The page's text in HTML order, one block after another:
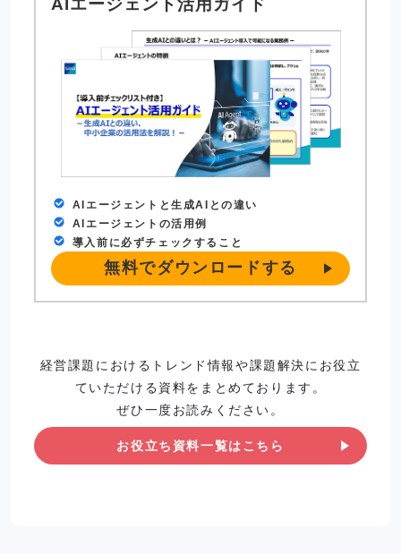
AIエージェントと生成AIとの違い
AIエージェントの活用例
導入前に必ずチェックすること
無料でダウンロードする
経営課題におけるトレンド情報や課題解決にお役立
ていただける資料をまとめております。
ぜひ一度お読みください。
お役立ち資料一覧はこちら